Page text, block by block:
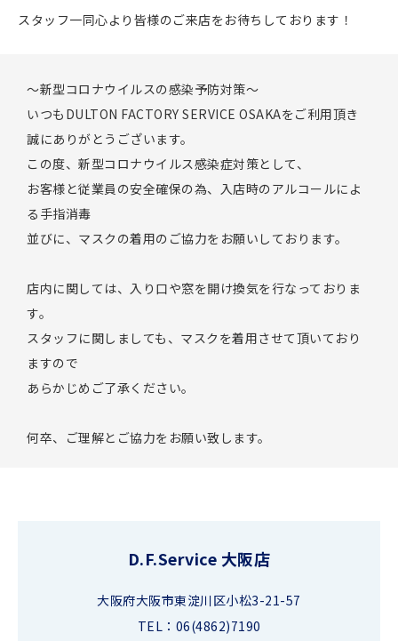
スタッフ一同心より皆様のご来店をお待ちしております！
〜新型コロナウイルスの感染予防対策〜
いつもDULTON FACTORY SERVICE OSAKAをご利用頂き
誠にありがとうございます。
この度、新型コロナウイルス感染症対策として、
お客様と従業員の安全確保の為、入店時のアルコールによ
る手指消毒
並びに、マスクの着用のご協力をお願いしております。
店内に関しては、入り口や窓を開け換気を行なっておりま
す。
スタッフに関しましても、マスクを着用させて頂いており
ますので
あらかじめご了承ください。
何卒、ご理解とご協力をお願い致します。
D.F.Service 大阪店
大阪府大阪市東淀川区小松3-21-57
TEL：06(4862)7190